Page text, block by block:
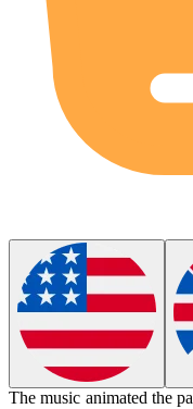
The music animated the